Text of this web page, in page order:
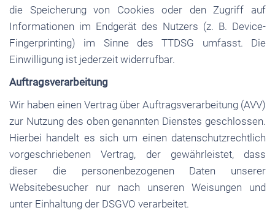
die Speicherung von Cookies oder den Zugriff auf
Informationen im Endgerät des Nutzers (z. B. Device-
Fingerprinting) im Sinne des TTDSG umfasst. Die
Einwilligung ist jederzeit widerrufbar.
Auftragsverarbeitung
Wir haben einen Vertrag über Auftragsverarbeitung (AVV)
zur Nutzung des oben genannten Dienstes geschlossen.
Hierbei handelt es sich um einen datenschutzrechtlich
vorgeschriebenen Vertrag, der gewährleistet, dass
dieser die personenbezogenen Daten unserer
Websitebesucher nur nach unseren Weisungen und
unter Einhaltung der DSGVO verarbeitet.